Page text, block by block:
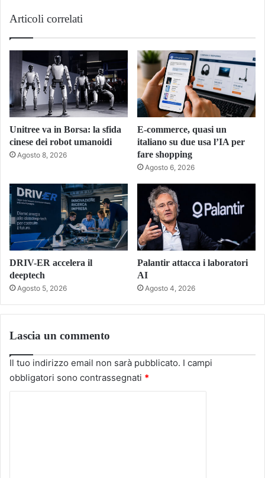
Articoli correlati
Unitree va in Borsa: la sfida
cinese dei robot umanoidi
Agosto 8, 2026
E-commerce, quasi un
italiano su due usa l’IA per
fare shopping
Agosto 6, 2026
DRIV-ER accelera il
deeptech
Agosto 5, 2026
Palantir attacca i laboratori
AI
Agosto 4, 2026
Lascia un commento
Il tuo indirizzo email non sarà pubblicato. I campi
obbligatori sono contrassegnati *